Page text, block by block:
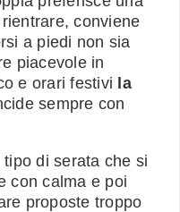
conviene
a piedi non sia
piacevole in
e orari festivi la
sempre con
di serata che si
con calma e poi
proposte troppo